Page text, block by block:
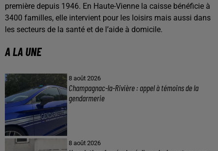
première depuis 1946. En Haute-Vienne la caisse bénéficie à
3400 familles, elle intervient pour les loisirs mais aussi dans
les secteurs de la santé et de l’aide à domicile.
A LA UNE
8 août 2026
Champagnac-la-Rivière : appel à témoins de la
gendarmerie
8 août 2026